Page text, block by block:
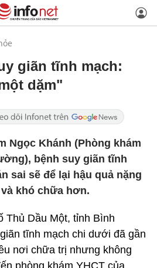
giãn tĩnh mạch:
dặm"
Ngọc Khánh (Phòng khám
bệnh suy giãn tĩnh
sai sẽ để lại hậu quả nặng
khó chữa hơn.
Thủ Dầu Một, tỉnh Bình
tĩnh mạch chi dưới đã gần
nơi chữa trị nhưng không
phòng khám YHCT của